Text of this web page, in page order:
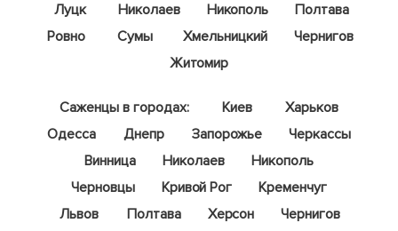
Луцк
Николаев Никополь
Полтава
Ровно
Сумы Хмельницкий
Чернигов
Житомир
Саженцы в городах: Киев
Харьков
Одесса
Днепр Запорожье
Черкассы
Винница
Николаев
Никополь
Черновцы
Кривой Рог
Кременчуг
Львов
Полтава Херсон
Чернигов